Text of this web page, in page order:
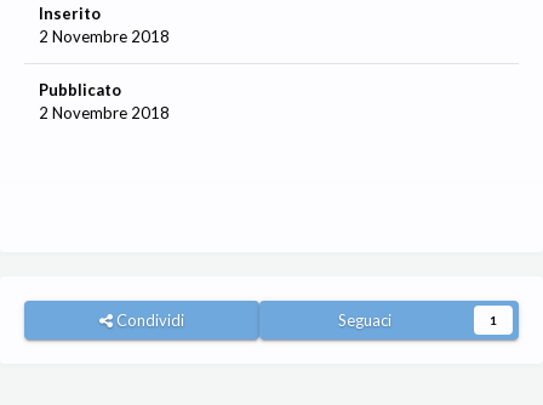
Inserito
2 Novembre 2018
Pubblicato
2 Novembre 2018
Condividi Seguaci 1